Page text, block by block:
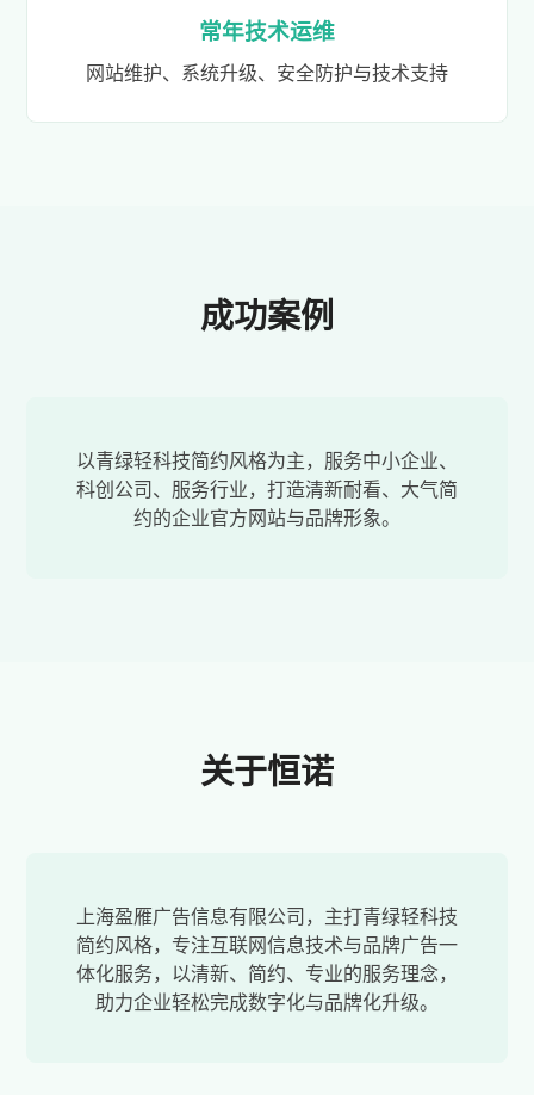
常年技术运维
网站维护、系统升级、安全防护与技术支持
成功案例
以青绿轻科技简约风格为主，服务中小企业、
科创公司、服务行业，打造清新耐看、大气简
约的企业官方网站与品牌形象。
关于恒诺
上海盈雁广告信息有限公司，主打青绿轻科技
简约风格，专注互联网信息技术与品牌广告一
体化服务，以清新、简约、专业的服务理念，
助力企业轻松完成数字化与品牌化升级。